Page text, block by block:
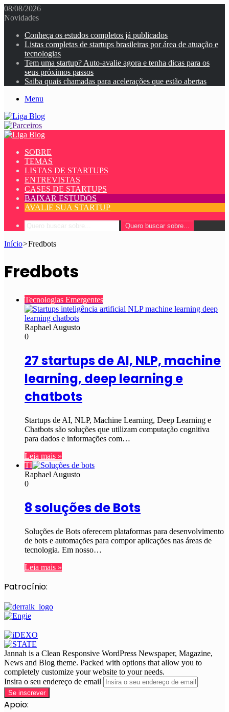
08/08/2026
Novidades
Conheça os estudos completos já publicados
Listas completas de startups brasileiras por área de atuação e
tecnologias
Tem uma startup? Auto-avalie agora e tenha dicas para os
seus próximos passos
Saiba quais chamadas para acelerações que estão abertas
Menu
SOBRE
TEMAS
LISTAS DE STARTUPS
ENTREVISTAS
CASES DE STARTUPS
BAIXAR ESTUDOS
AVALIE SUA STARTUP
Quero buscar sobre...
Início>Fredbots
Fredbots
Tecnologias Emergentes
Raphael Augusto
0
27 startups de AI, NLP, machine
learning, deep learning e
chatbots
Startups de AI, NLP, Machine Learning, Deep Learning e
Chatbots são soluções que utilizam computação cognitiva
para dados e informações com…
Leia mais »
TI
Raphael Augusto
0
8 soluções de Bots
Soluções de Bots oferecem plataformas para desenvolvimento
de bots e automações para compor aplicações nas áreas de
tecnologia. Em nosso…
Leia mais »
Patrocínio:
Jannah is a Clean Responsive WordPress Newspaper, Magazine,
News and Blog theme. Packed with options that allow you to
completely customize your website to your needs.
Insira o seu endereço de email
Apoio: